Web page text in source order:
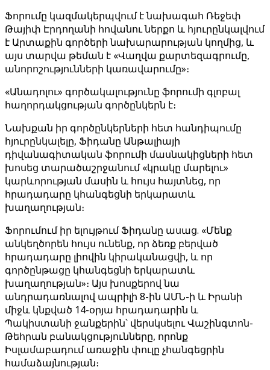
Ֆորումը կազմակերպվում է նախագահ Ռեջեփ
Թայիփ Էրդողանի հովանու ներքո և հյուրընկալվում
է Արտաքին գործերի նախարարության կողմից, և
այս տարվա թեման է «Վաղվա քարտեզագրումը,
անորոշությունների կառավարումը»։
«Անադոլու» գործակալությունը ֆորումի գլոբալ
հաղորդակցության գործընկերն է։
Նախքան իր գործընկերների հետ հանդիպումը
հյուրընկալելը, Ֆիդանը Անթալիայի
դիվանագիտական ​​ֆորումի մասնակիցների հետ
խոսեց տարածաշրջանում «կրակը մարելու»
կարևորության մասին և հույս հայտնեց, որ
հրադադարը կհանգեցնի երկարատև
խաղաղության։
Ֆորումում իր ելույթում Ֆիդանը ասաց. «Մենք
անկեղծորեն հույս ունենք, որ ձեռք բերված
հրադադարը լիովին կիրականացվի, և որ
գործընթացը կհանգեցնի երկարատև
խաղաղության»։ Այս խոսքերով նա
անդրադառնալով ապրիլի 8-ին ԱՄՆ-ի և Իրանի
միջև կնքված 14-օրյա հրադադարին և
Պակիստանի ջանքերին՝ վերսկսելու Վաշինգտոն-
Թեհրան բանակցությունները, որոնք
Իսլամաբադում առաջին փուլը չհանգեցրին
համաձայնության։